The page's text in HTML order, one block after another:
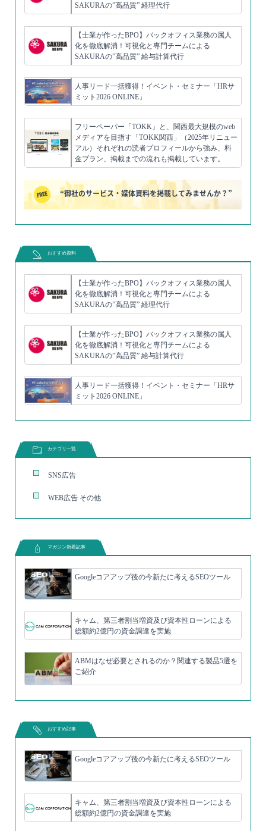
SAKURAの”高品質” 経理代行
【士業が作ったBPO】バックオフィス業務の属人
化を徹底解消！可視化と専門チームによる
SAKURAの”高品質” 給与計算代行
人事リード一括獲得！イベント・セミナー「HRサ
ミット2026 ONLINE」
フリーペーパー「TOKK」と、関西最大規模のweb
メディアを目指す「TOKK関西」（2025年リニュー
アル）それぞれの読者プロフィールから強み、料
金プラン、掲載までの流れも掲載しています。
“御社のサービス・媒体資料を掲載してみませんか？”
おすすめ資料
【士業が作ったBPO】バックオフィス業務の属人
化を徹底解消！可視化と専門チームによる
SAKURAの”高品質” 経理代行
【士業が作ったBPO】バックオフィス業務の属人
化を徹底解消！可視化と専門チームによる
SAKURAの”高品質” 給与計算代行
人事リード一括獲得！イベント・セミナー「HRサ
ミット2026 ONLINE」
カテゴリ一覧
SNS広告
WEB広告 その他
マガジン新着記事
Googleコアアップ後の今新たに考えるSEOツール
キャム、第三者割当増資及び資本性ローンによる
総額約2億円の資金調達を実施
ABMはなぜ必要とされるのか？関連する製品5選を
ご紹介
おすすめ記事
Googleコアアップ後の今新たに考えるSEOツール
キャム、第三者割当増資及び資本性ローンによる
総額約2億円の資金調達を実施